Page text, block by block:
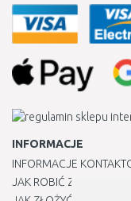
INFORMACJE
INFORMACJE
JAK ROBIĆ ZAKUPY ?